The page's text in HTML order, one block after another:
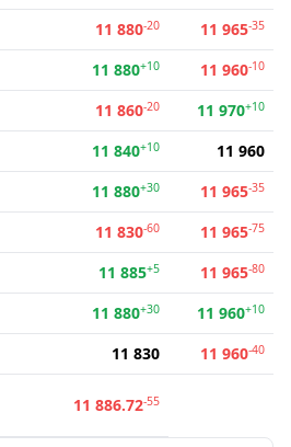
11 880-20 11 965-35
11 880+10 11 960-10
11 860-20 11 970+10
11 840+10
11 960
11 880+30 11 965-35
11 830-60 11 965-75
11 885+5 11 965-80
11 880+30 11 960+10
11 830 11 960-40
11 886.72-55